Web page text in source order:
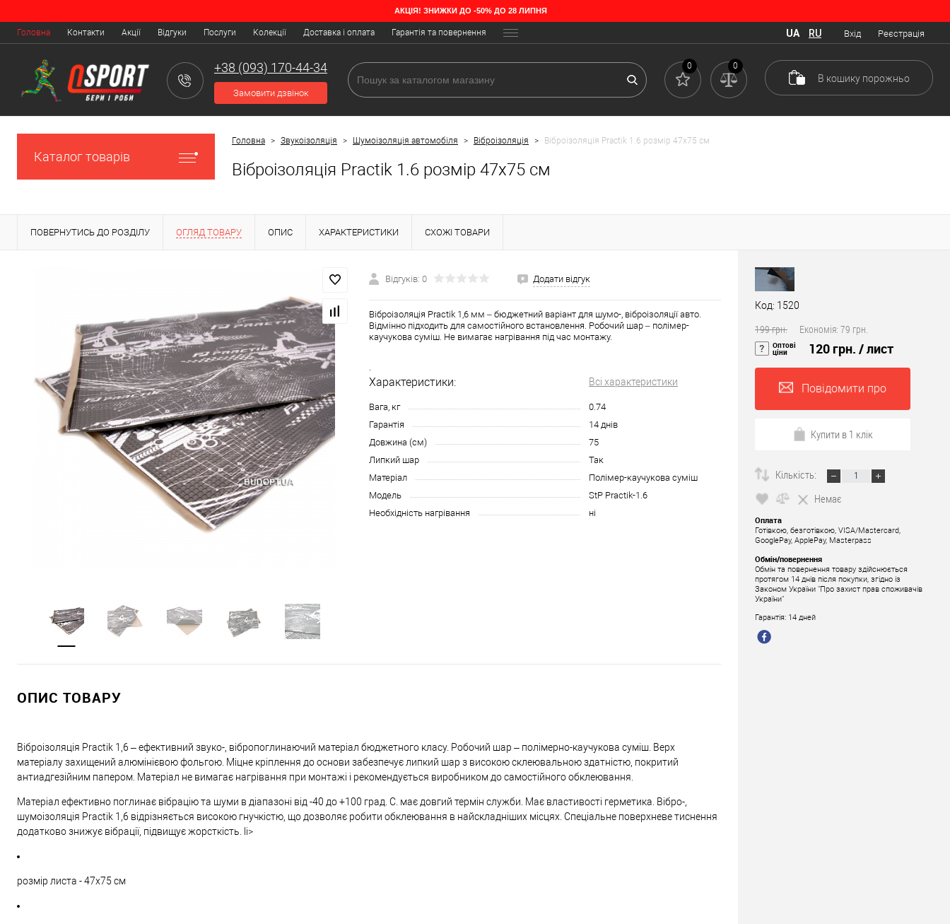
АКЦІЯ! ЗНИЖКИ ДО -50% ДО 28 ЛИПНЯ
Головна Контакти Акції Відгуки Послуги Колекції Доставка і оплата Гарантія та повернення Вхід Реєстрація
UA RU
+38 (093) 170-44-34
Замовити дзвінок
0 0
В кошику порожньо
Каталог товарів
Головна > Звукоізоляція > Шумоізоляція автомобіля > Віброізоляція > Віброізоляція Practik 1.6 розмір 47х75 см
Віброізоляція Practik 1.6 розмір 47х75 см
ПОВЕРНУТИСЬ ДО РОЗДІЛУ ОГЛЯД ТОВАРУ ОПИС ХАРАКТЕРИСТИКИ СХОЖІ ТОВАРИ
Відгуків: 0 Додати відгук
Віброізоляція Practik 1,6 мм – бюджетний варіант для шумо-, віброізоляції авто.
Відмінно підходить для самостійного встановлення. Робочий шар – полімер-
каучукова суміш. Не вимагає нагрівання під час монтажу.
Характеристики: Всі характеристики
Вага, кг
0.74
Гарантія
14 днів
Довжина (см)
75
Липкий шар
Так
Матеріал
Полімер-каучукова суміш
Модель
StP Practik-1.6
Необхідність нагрівання
ні
ОПИС ТОВАРУ
Віброізоляція Practik 1,6 – ефективний звуко-, вібропоглинаючий матеріал бюджетного класу. Робочий шар – полімерно-каучукова суміш. Верх
матеріалу захищений алюмінієвою фольгою. Міцне кріплення до основи забезпечує липкий шар з високою склеювальною здатністю, покритий
антиадгезійним папером. Матеріал не вимагає нагрівання при монтажі і рекомендується виробником до самостійного обклеювання.
Матеріал ефективно поглинає вібрацію та шуми в діапазоні від -40 до +100 град. С. має довгий термін служби. Має властивості герметика. Вібро-,
шумоізоляція Practik 1,6 відрізняється високою гнучкістю, що дозволяє робити обклеювання в найскладніших місцях. Спеціальне поверхневе тиснення
додатково знижує вібрації, підвищує жорсткість. li>
розмір листа - 47х75 см
Код: 1520
199 грн. Економія: 79 грн.
Оптові
ціни 120 грн. / лист
Повідомити про
наявність
Купити в 1 клік
Кількість:
Немає
Оплата
Готівкою, безготівкою, VISA/Mastercard,
GooglePay, ApplePay, Masterpass
Обмін/повернення
Обмін та повернення товару здійснюється
протягом 14 днів після покупки, згідно із
Законом України "Про захист прав споживачів
України"
Гарантія: 14 дней